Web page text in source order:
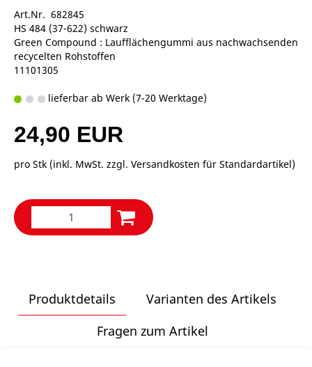
Art.Nr. 682845
HS 484 (37-622) schwarz
Green Compound : Laufflächengummi aus nachwachsenden
recycelten Rohstoffen
11101305
lieferbar ab Werk (7-20 Werktage)
24,90 EUR
pro Stk (inkl. MwSt. zzgl. Versandkosten für Standardartikel)
Produktdetails
Varianten des Artikels
Fragen zum Artikel